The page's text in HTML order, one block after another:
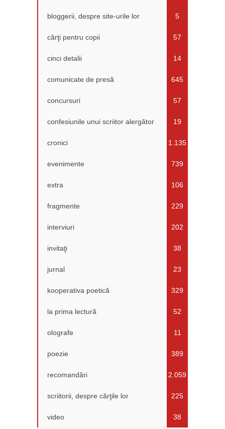
bloggerii, despre site-urile lor 5
cărţi pentru copii 57
cinci detalii 14
comunicate de presă 645
concursuri 57
confesiunile unui scriitor alergător 19
cronici 1.135
evenimente 739
extra 106
fragmente 229
interviuri 202
invitaţi 38
jurnal 23
kooperativa poetică 329
la prima lectură 52
olografe 11
poezie 389
recomandări 2.059
scriitorii, despre cărţile lor 225
video 38